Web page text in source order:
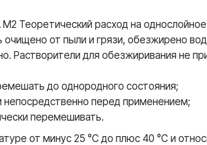
Теоретический расход на
от пыли и грязи, обезжирено
Растворители для обезжиривания не
до однородного состояния;
непосредственно перед применением;
перемешивать.
от минус 25 °С до плюс 40 °С и